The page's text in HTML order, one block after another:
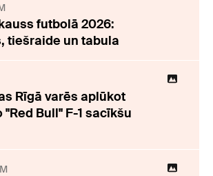
futbolā 2026:
tiešraide un tabula
Rīgā varēs aplūkot
Bull" F-1 sacīkšu